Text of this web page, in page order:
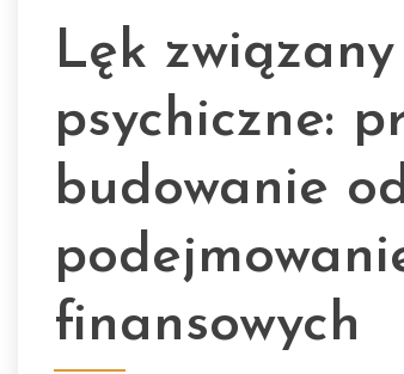
Lęk
psychiczne:
budowanie
finansowych